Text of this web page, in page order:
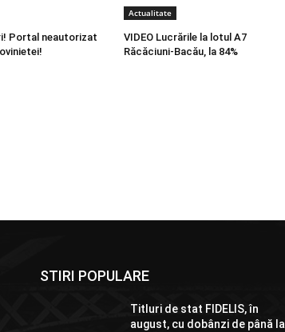
Portal neautorizat
Actualitate
VIDEO Lucrările la lotul A7
Răcăciuni-Bacău, la 84%
STIRI POPULARE
Titluri de stat FIDELIS, în
august, cu dobânzi de până la